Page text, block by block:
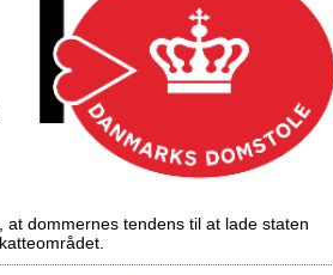
dommernes tendens til at lade staten